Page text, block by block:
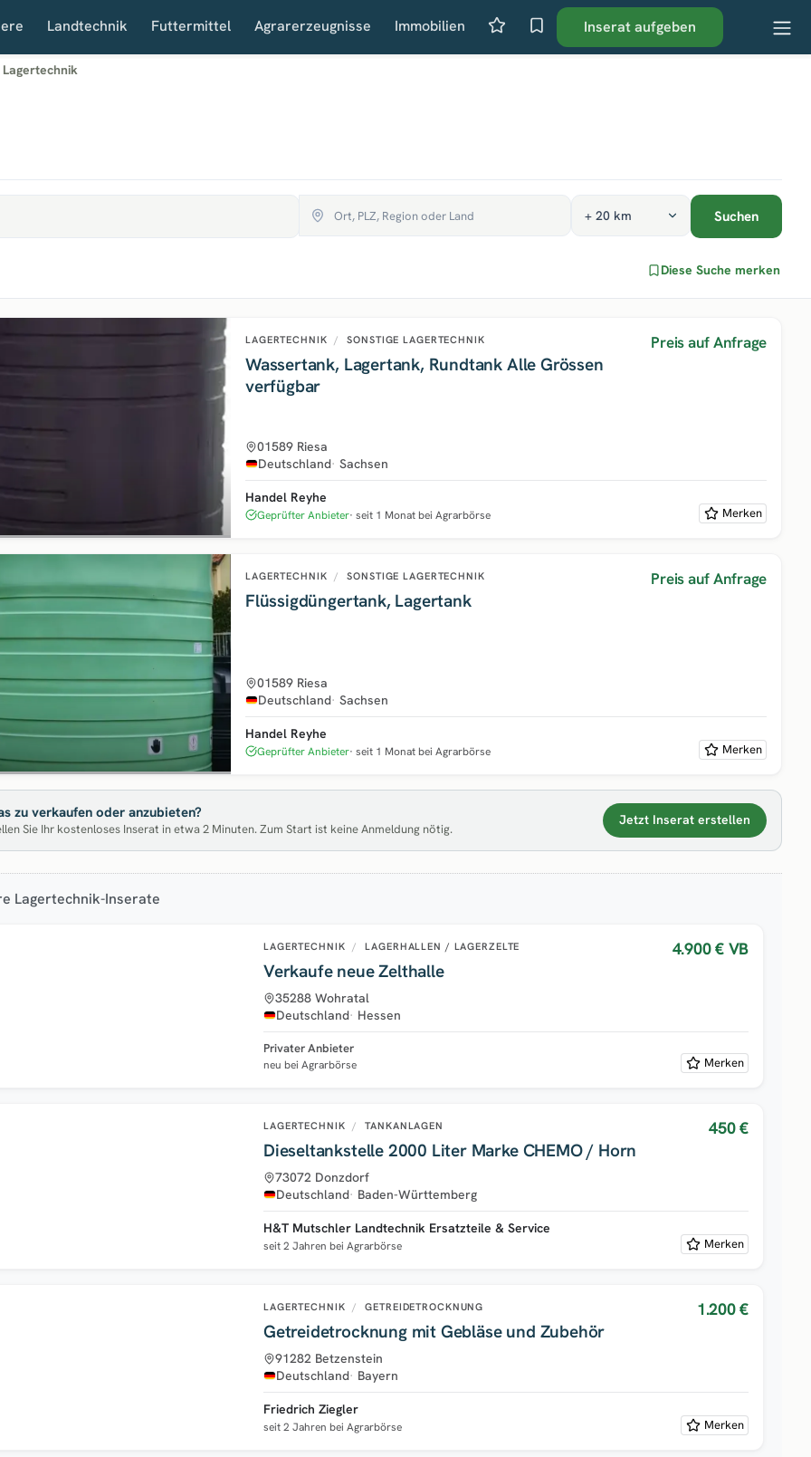
Landtechnik Futtermittel Agrarerzeugnisse Immobilien Inserat aufgeben
Suchen
Diese Suche merken
LAGERTECHNIK / SONSTIGE LAGERTECHNIK
Wassertank, Lagertank, Rundtank Alle Grössen
verfügbar
Preis auf Anfrage
01589 Riesa
Deutschland Sachsen
Handel Reyhe
Geprüfter Anbieter seit 1 Monat bei Agrarbörse Merken
LAGERTECHNIK / SONSTIGE LAGERTECHNIK
Flüssigdüngertank, Lagertank
Preis auf Anfrage
01589 Riesa
Deutschland Sachsen
Handel Reyhe
Geprüfter Anbieter seit 1 Monat bei Agrarbörse Merken
zu verkaufen oder anzubieten?
Sie Ihr kostenloses Inserat in etwa 2 Minuten. Zum Start ist keine Anmeldung nötig.
Jetzt Inserat erstellen
Lagertechnik-Inserate
LAGERTECHNIK / LAGERHALLEN / LAGERZELTE
Verkaufe neue Zelthalle
4.900 € VB
35288 Wohratal
Deutschland Hessen
Privater Anbieter
neu bei Agrarbörse Merken
LAGERTECHNIK / TANKANLAGEN
Dieseltankstelle 2000 Liter Marke CHEMO / Horn
450 €
73072 Donzdorf
Deutschland Baden-Württemberg
H&T Mutschler Landtechnik Ersatzteile & Service
seit 2 Jahren bei Agrarbörse Merken
LAGERTECHNIK / GETREIDETROCKNUNG
Getreidetrocknung mit Gebläse und Zubehör
1.200 €
91282 Betzenstein
Deutschland Bayern
Friedrich Ziegler
seit 2 Jahren bei Agrarbörse Merken